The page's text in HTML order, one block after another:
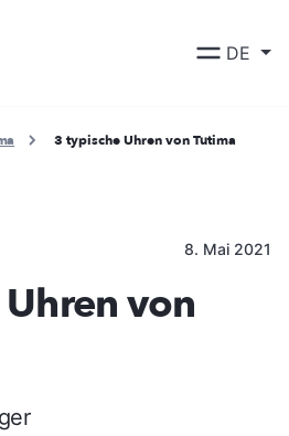
DE
3 typische Uhren von Tutima
8. Mai 2021
von